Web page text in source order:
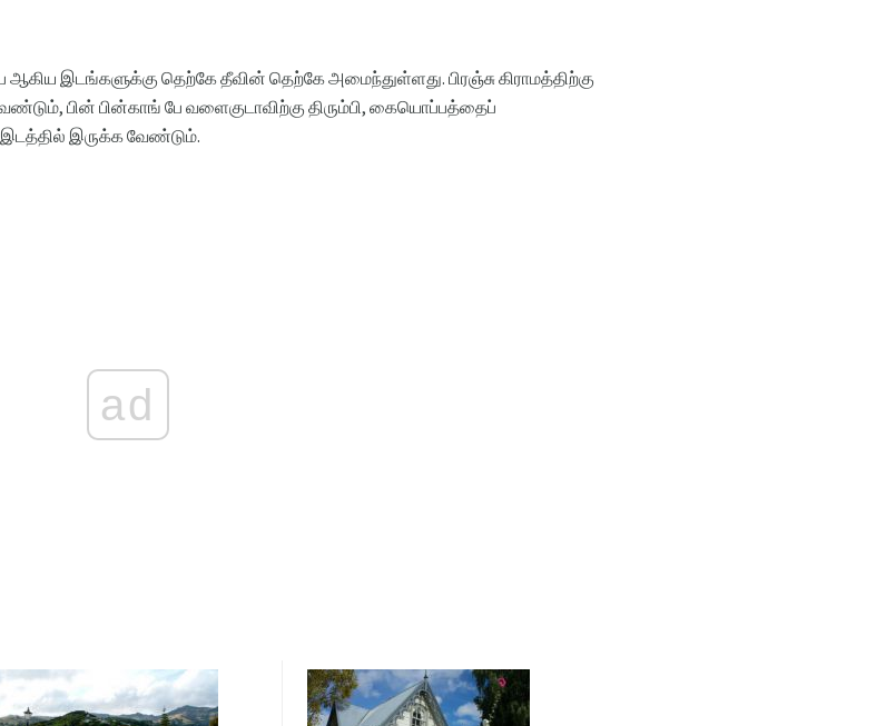
இடங்களுக்கு தெற்கே தீவின் தெற்கே அமைந்துள்ளது. பிரஞ்சு கிராமத்திற்கு
பின் பின்காங் பே வளைகுடாவிற்கு திரும்பி, கையொப்பத்தைப்
இடத்தில் இருக்க வேண்டும்.
ad